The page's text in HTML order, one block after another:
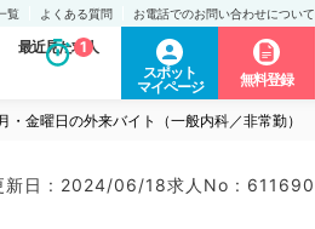
覧 よくある質問 お電話でのお問い合わせについて
最近見た求人
1
スポット
マイページ
無料登録
金曜日の外来バイト（一般内科／非常勤）
新日 : 2024/06/18求人No : 611690